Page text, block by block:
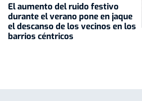
El aumento del ruido festivo
durante el verano pone en jaque
el descanso de los vecinos en los
barrios céntricos